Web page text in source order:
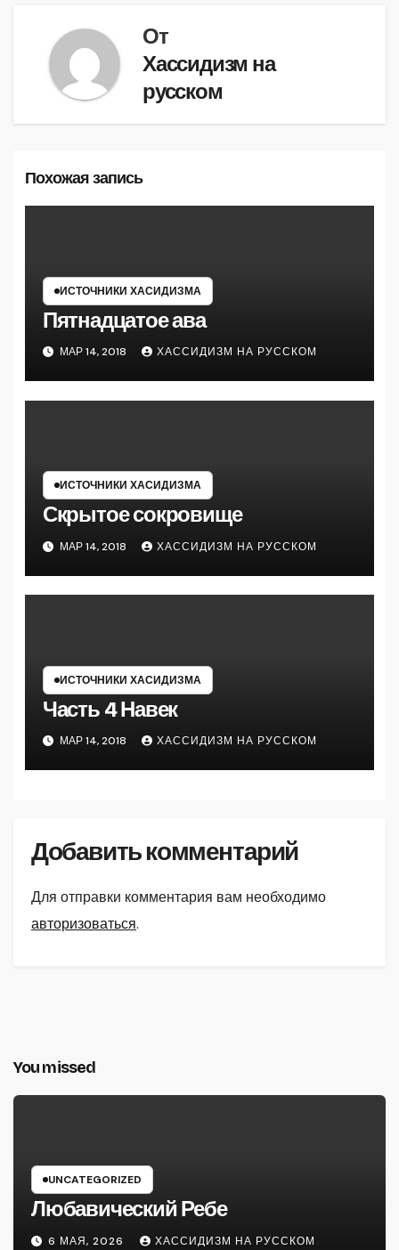
От
Хассидизм на
русском
Похожая запись
ИСТОЧНИКИ ХАСИДИЗМА
Пятнадцатое ава
МАР 14, 2018 ХАССИДИЗМ НА РУССКОМ
ИСТОЧНИКИ ХАСИДИЗМА
Скрытое сокровище
МАР 14, 2018 ХАССИДИЗМ НА РУССКОМ
ИСТОЧНИКИ ХАСИДИЗМА
Часть 4 Навек
МАР 14, 2018 ХАССИДИЗМ НА РУССКОМ
Добавить комментарий
Для отправки комментария вам необходимо
авторизоваться.
You missed
UNCATEGORIZED
Любавический Ребе
6 МАЯ, 2026 ХАССИДИЗМ НА РУССКОМ